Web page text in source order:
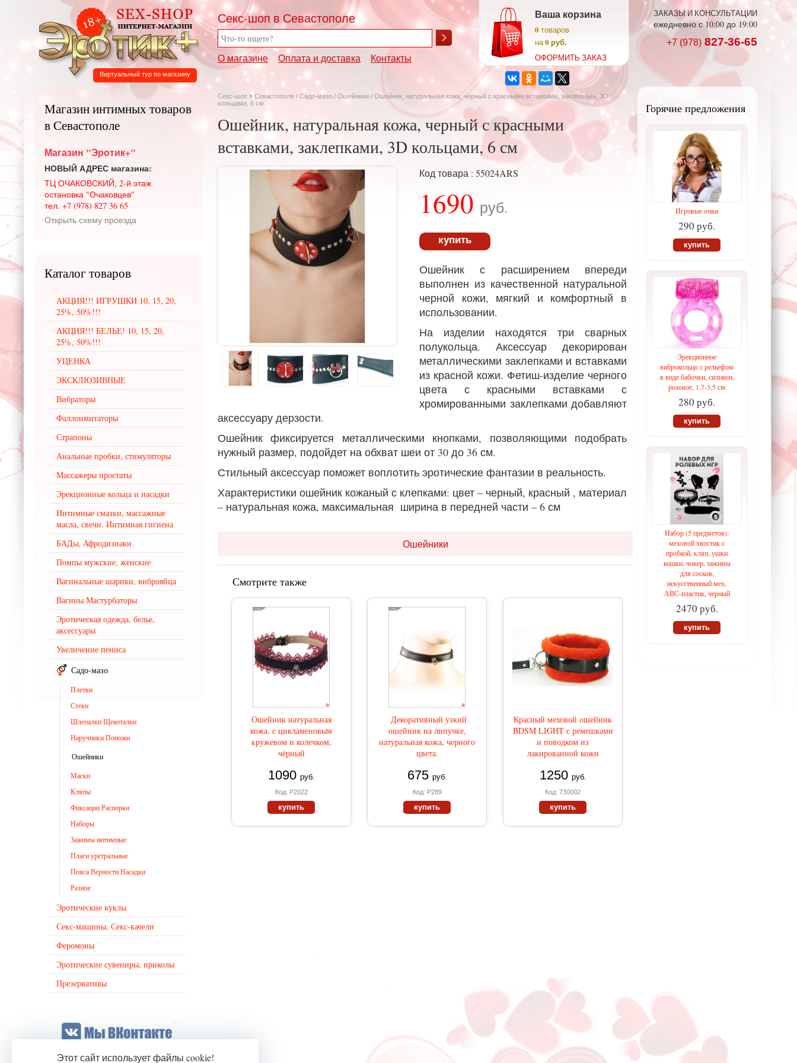
Секс-шоп в Севастополе
О магазине Оплата и доставка Контакты
Ваша корзина
0товаров
на0 руб.
ОФОРМИТЬ ЗАКАЗ
ЗАКАЗЫ И КОНСУЛЬТАЦИИ
ежедневно с 10:00 до 19:00
+7 (978) 827-36-65
Виртуальный тур по магазину
Секс-шоп в Севастополе / Садо-мазо / Ошейники / Ошейник, натуральная кожа, черный с красными вставками, заклепками, 3D
кольцами, 6 см
Ошейник, натуральная кожа, черный с красными
вставками, заклепками, 3D кольцами, 6 см
Код товара : 55024ARS
1690 руб.
купить
Ошейник с расширением впереди
выполнен из качественной натуральной
черной кожи, мягкий и комфортный в
использовании.
На изделии находятся три сварных
полукольца. Аксессуар декорирован
металлическими заклепками и вставками
из красной кожи. Фетиш-изделие черного
цвета с красными вставками с
хромированными заклепками добавляют
аксессуару дерзости.
Ошейник фиксируется металлическими кнопками, позволяющими подобрать
нужный размер, подойдет на обхват шеи от 30 до 36 см.
Стильный аксессуар поможет воплотить эротические фантазии в реальность.
Характеристики ошейник кожаный с клепками: цвет – черный, красный , материал
– натуральная кожа, максимальная ширина в передней части – 6 см
Ошейники
Смотрите также
Ошейник натуральная
кожа, с цикламеновым
кружевом и колечком,
чёрный
1090 руб.
Код: Р2022
купить
Декоративный узкий
ошейник на липучке,
натуральная кожа, черного
цвета.
675 руб.
Код: Р289
купить
Красный меховой ошейник
BDSM LIGHT с ремешками
и поводком из
лакированной кожи
1250 руб.
Код: 730002
купить
Горячие предложения
Игровые очки
290 руб.
купить
Эрекционное
виброкольцо с рельефом
в виде бабочки, силикон,
розовое, 1,7-3,5 см
280 руб.
купить
Набор (5 предметов):
меховой хвостик с
пробкой, кляп, ушки
кошки, чокер, зажимы
для сосков,
искусственный мех,
АВС-пластик, черный
2470 руб.
купить
Магазин интимных товаров
в Севастополе
Магазин "Эротик+"
НОВЫЙ АДРЕС магазина:
ТЦ ОЧАКОВСКИЙ, 2-й этаж
остановка "Очаковцев"
тел. +7 (978) 827 36 65
Открыть схему проезда
Каталог товаров
АКЦИЯ!!! ИГРУШКИ 10, 15, 20,
25%, 50%!!!
АКЦИЯ!!! БЕЛЬЕ! 10, 15, 20,
25%, 50%!!!
УЦЕНКА
ЭКСКЛЮЗИВНЫЕ
Вибраторы
Фаллоимитаторы
Страпоны
Анальные пробки, стимуляторы
Массажеры простаты
Эрекционные кольца и насадки
Интимные смазки, массажные
масла, свечи. Интимная гигиена
БАДы, Афродизиаки
Помпы мужские, женские
Вагинальные шарики, виброяйца
Вагины Мастурбаторы
Эротическая одежда, белье,
аксессуары
Увеличение пениса
Садо-мазо
Плетки
Стеки
Шлепалки Щекоталки
Наручники Поножи
Ошейники
Маски
Кляпы
Фиксации Распорки
Наборы
Зажимы интимные
Плаги уретральные
Пояса Верности Насадки
Разное
Эротические куклы
Секс-машины, Секс-качели
Феромоны
Эротические сувениры, приколы
Презервативы
Этот сайт использует файлы cookie!